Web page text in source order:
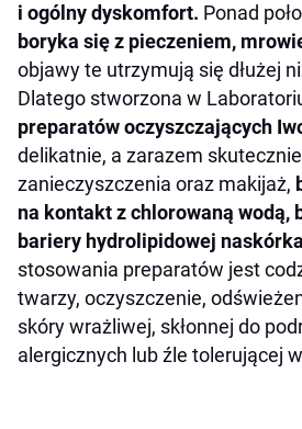
i ogólny dyskomfort. Ponad
boryka się z pieczeniem,
objawy te utrzymują się dłużej
Dlatego stworzona w
preparatów oczyszczających
delikatnie, a zarazem
zanieczyszczenia oraz makijaż,
na kontakt z chlorowaną wodą,
bariery hydrolipidowej naskórka
stosowania preparatów jest
twarzy, oczyszczenie,
skóry wrażliwej, skłonnej do
alergicznych lub źle tolerującej